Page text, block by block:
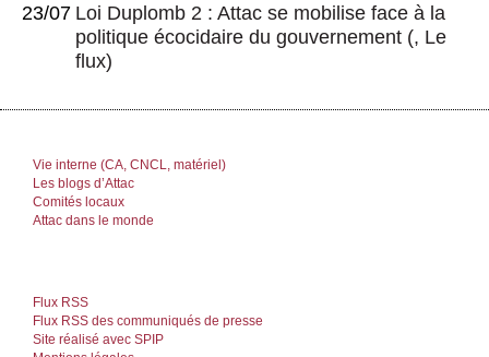
23/07 Loi Duplomb 2 : Attac se mobilise face à la
politique écocidaire du gouvernement (, Le
flux)
Vie interne (CA, CNCL, matériel)
Les blogs d’Attac
Comités locaux
Attac dans le monde
Flux RSS
Flux RSS des communiqués de presse
Site réalisé avec SPIP